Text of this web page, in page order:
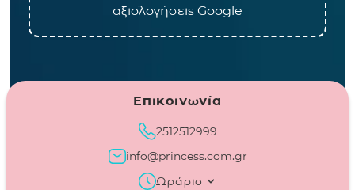
αξιολογήσεις Google
Επικοινωνία
2512512999
info@princess.com.gr
Ωράριο